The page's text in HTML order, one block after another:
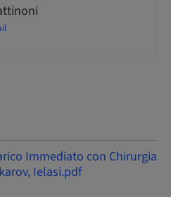
Immediato con Chirurgia
Ielasi.pdf